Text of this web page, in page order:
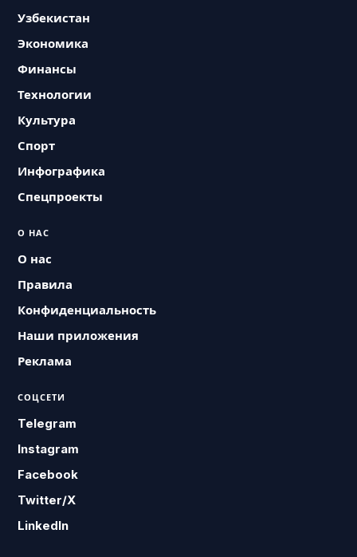
Узбекистан
Экономика
Финансы
Технологии
Культура
Спорт
Инфографика
Спецпроекты
О НАС
О нас
Правила
Конфиденциальность
Наши приложения
Реклама
СОЦСЕТИ
Telegram
Instagram
Facebook
Twitter/X
LinkedIn